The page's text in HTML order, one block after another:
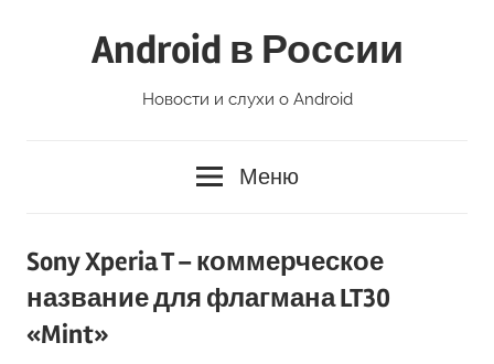
Android в России
Новости и слухи о Android
Меню
Sony Xperia T – коммерческое
название для флагмана LT30
«Mint»